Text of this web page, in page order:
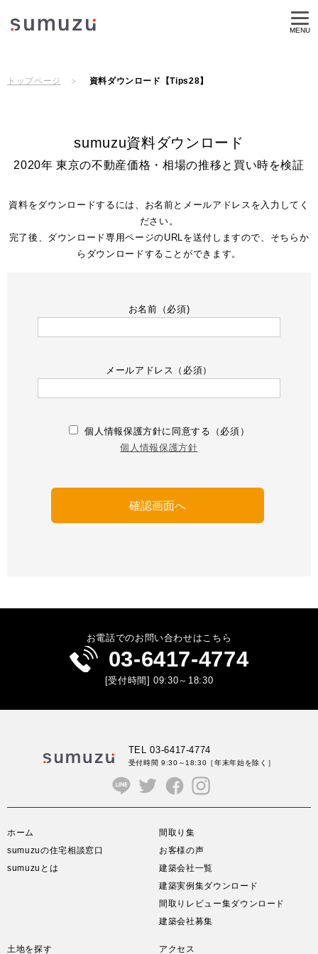
MENU
トップページ 資料ダウンロード【Tips28】
sumuzu資料ダウンロード
2020年 東京の不動産価格・相場の推移と買い時を検証
資料をダウンロードするには、お名前とメールアドレスを入力してく
ださい。
完了後、ダウンロード専用ページのURLを送付しますので、そちらか
らダウンロードすることができます。
お名前（必須)
メールアドレス（必須）
個人情報保護方針に同意する（必須）
個人情報保護方針
お電話でのお問い合わせはこちら
03-6417-4774
[受付時間] 09:30～18:30
TEL 03-6417-4774
受付時間 9:30～18:30 ［年末年始を除く］
ホーム
sumuzuの住宅相談窓口
sumuzuとは
間取り集
お客様の声
建築会社一覧
建築実例集ダウンロード
間取りレビュー集ダウンロード
建築会社募集
土地を探す アクセス